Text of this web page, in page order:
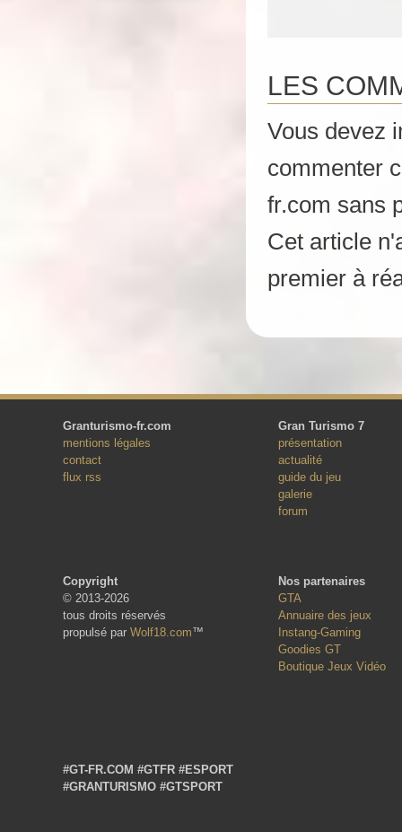
LES
Vous devez
commenter
fr.com sans
Cet article
premier à
Granturismo-fr.com
mentions légales
contact
flux rss
Gran Turismo 7
présentation
actualité
guide du jeu
galerie
forum
Copyright
© 2013-2026
tous droits réservés
propulsé par Wolf18.com™
Nos partenaires
GTA
Annuaire des jeux
Instang-Gaming
Goodies GT
Boutique Jeux Vidéo
#GT-FR.COM #GTFR #ESPORT
#GRANTURISMO #GTSPORT